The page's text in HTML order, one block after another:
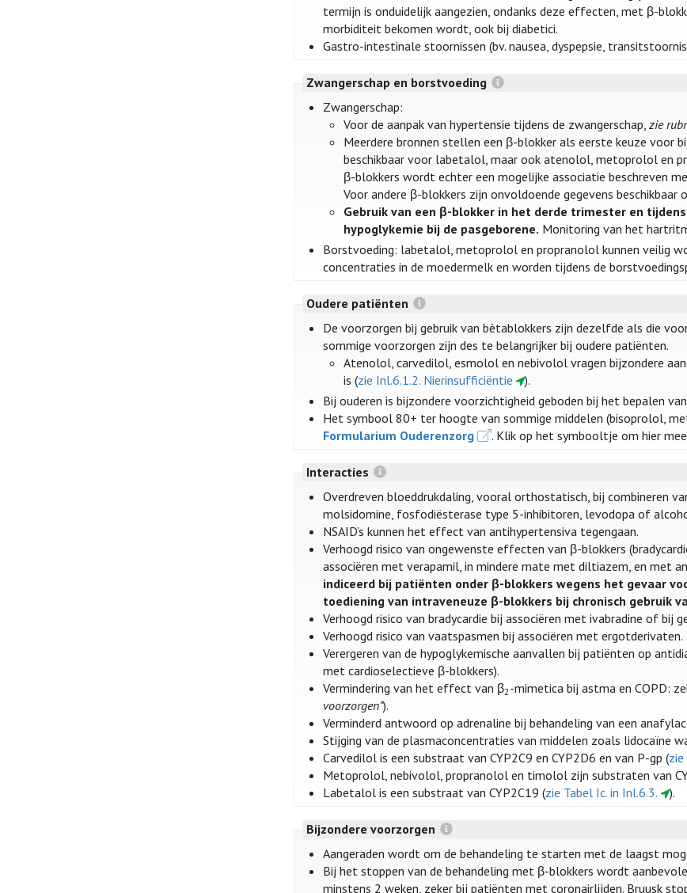
termijn is onduidelijk aangezien, ondanks deze effecten, met β-
morbiditeit bekomen wordt, ook bij diabetici.
Gastro-intestinale stoornissen (bv. nausea, dyspepsie,
Zwangerschap en borstvoeding
Zwangerschap:
Voor de aanpak van hypertensie tijdens de zwangerschap,zie
Meerdere bronnen stellen een β-blokker als eerste keuze voor
beschikbaar voor labetalol, maar ook atenolol, metoprolol en
β-blokkers wordt echter een mogelijke associatie beschreven
Voor andere β-blokkers zijn onvoldoende gegevens beschikbaar
Gebruik van een β-blokker in het derde trimester en
hypoglykemie bij de pasgeborene. Monitoring van het
Borstvoeding: labetalol, metoprolol en propranolol kunnen veilig
concentraties in de moedermelk en worden tijdens de
Oudere patiënten
De voorzorgen bij gebruik van bètablokkers zijn dezelfde als die
sommige voorzorgen zijn des te belangrijker bij oudere patiënten.
Atenolol, carvedilol, esmolol en nebivolol vragen bijzondere
is (zie Inl.6.1.2. Nierinsufficiëntie
).
Bij ouderen is bijzondere voorzichtigheid geboden bij het bepalen
Het symbool 80+ ter hoogte van sommige middelen (bisoprolol,
Formularium Ouderenzorg
. Klik op het symbooltje om hier
Interacties
Overdreven bloeddrukdaling, vooral orthostatisch, bij combineren
molsidomine, fosfodiësterase type 5-inhibitoren, levodopa of
NSAID’s kunnen het effect van antihypertensiva tegengaan.
Verhoogd risico van ongewenste effecten van β-blokkers
associëren met verapamil, in mindere mate met diltiazem, en met
indiceerd bij patiënten onder β-blokkers wegens het gevaar
toediening van intraveneuze β-blokkers bij chronisch gebruik
Verhoogd risico van bradycardie bij associëren met ivabradine of bij
Verhoogd risico van vaatspasmen bij associëren met ergotderivaten.
Verergeren van de hypoglykemische aanvallen bij patiënten op
met cardioselectieve β-blokkers).
Vermindering van het effect van β2-mimetica bij astma en COPD:
voorzorgen”).
Verminderd antwoord op adrenaline bij behandeling van een
Stijging van de plasmaconcentraties van middelen zoals lidocaïne
Carvedilol is een substraat van CYP2C9 en CYP2D6 en van P-gp (zie
Metoprolol, nebivolol, propranolol en timolol zijn substraten van
Labetalol is een substraat van CYP2C19 (zie Tabel Ic. in Inl.6.3. ).
Bijzondere voorzorgen
Aangeraden wordt om de behandeling te starten met de laagst
Bij het stoppen van de behandeling met β-blokkers wordt
minstens 2 weken, zeker bij patiënten met coronairlijden. Bruusk